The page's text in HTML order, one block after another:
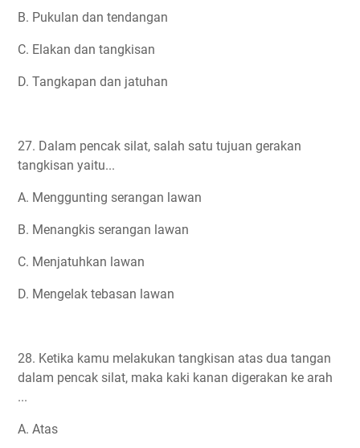
B. Pukulan dan tendangan
C. Elakan dan tangkisan
D. Tangkapan dan jatuhan
27. Dalam pencak silat, salah satu tujuan gerakan
tangkisan yaitu...
A. Menggunting serangan lawan
B. Menangkis serangan lawan
C. Menjatuhkan lawan
D. Mengelak tebasan lawan
28. Ketika kamu melakukan tangkisan atas dua tangan
dalam pencak silat, maka kaki kanan digerakan ke arah
...
A. Atas